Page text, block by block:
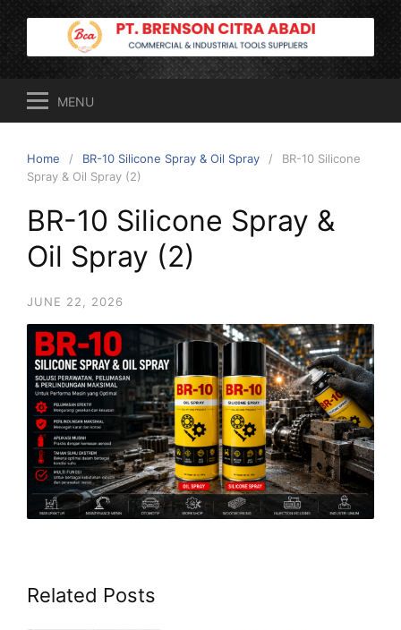
Skip
to
content
MENU
Home BR-10 Silicone Spray & Oil Spray
BR-10 Silicone
Spray & Oil Spray (2)
BR-10 Silicone Spray &
Oil Spray (2)
JUNE 22, 2026
Related Posts